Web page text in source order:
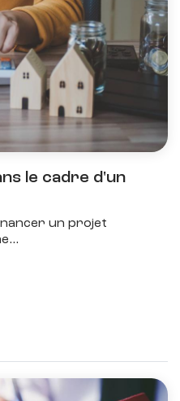
le cadre d'un
un projet